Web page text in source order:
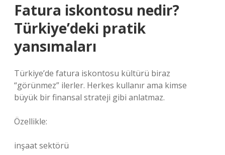
Fatura iskontosu nedir?
Türkiye’deki pratik
yansımaları
Türkiye’de fatura iskontosu kültürü biraz
“görünmez” ilerler. Herkes kullanır ama kimse
büyük bir finansal strateji gibi anlatmaz.
Özellikle:
inşaat sektörü